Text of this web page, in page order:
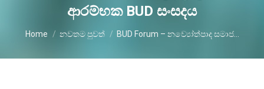
ආරම්භක BUD සංසදය
Home නවතම පුවත් BUD Forum – නව්‍යෝත්පාද සමාජ…